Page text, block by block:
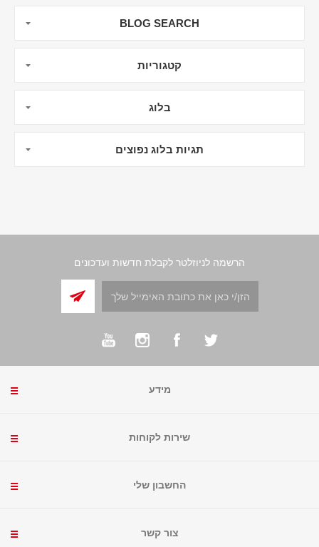
BLOG SEARCH
קטגוריות
בלוג
תגיות בלוג נפוצים
הרשמה לניוזלטר לקבלת חדשות ועדכונים
מידע
שירות לקוחות
החשבון שלי
צור קשר